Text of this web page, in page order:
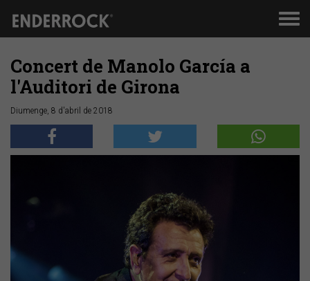
Concert de Manolo García a
l'Auditori de Girona
Diumenge, 8 d'abril de 2018
Anterior